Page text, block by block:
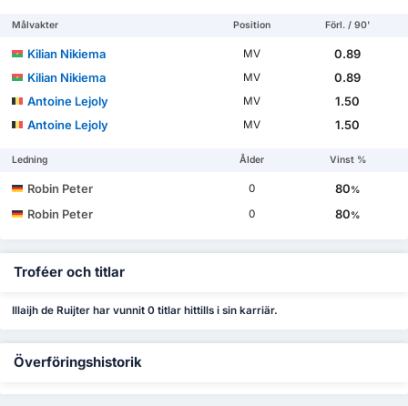
Målvakter Position Förl. / 90'
Kilian Nikiema MV
0.89
Kilian Nikiema
MV
0.89
Antoine Lejoly
MV
1.50
Antoine Lejoly
MV 1.50
Ledning Ålder Vinst %
Robin Peter 0 80%
Robin Peter 0 80%
Troféer och titlar
Illaijh de Ruijter har vunnit 0 titlar hittills i sin karriär.
Överföringshistorik